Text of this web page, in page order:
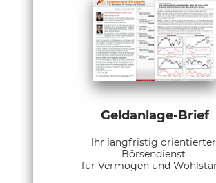
Geldanlage-Brief
Ihr langfristig orientierter
Börsendienst
für Vermögen und